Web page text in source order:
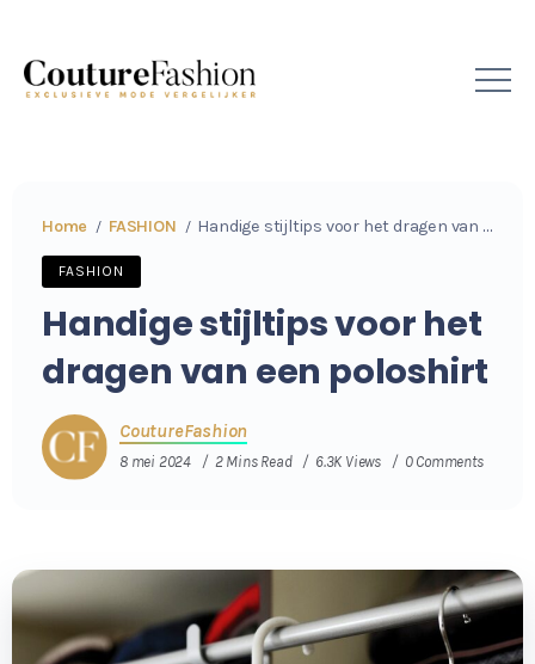
Home / FASHION / Handige stijltips voor het dragen van een poloshirt
FASHION
Handige stijltips voor het
dragen van een poloshirt
CoutureFashion
8 mei 2024 2 Mins Read 6.3K Views 0 Comments